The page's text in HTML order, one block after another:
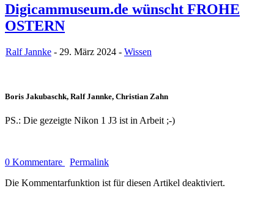
Digicammuseum.de wünscht FROHE
OSTERN
Ralf Jannke - 29. März 2024 - Wissen
Boris Jakubaschk, Ralf Jannke, Christian Zahn
PS.: Die gezeigte Nikon 1 J3 ist in Arbeit ;-)
0 Kommentare
Permalink
Die Kommentarfunktion ist für diesen Artikel deaktiviert.